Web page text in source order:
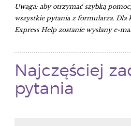
Uwaga: aby otrzymać szybką
wszystkie pytania z formularza. Dla
Express Help zostanie wysłany e-
Najczęściej
pytania